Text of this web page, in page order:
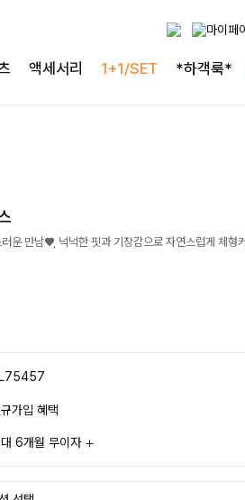
액세서리 1+1/SET *하객룩*
운 만남♥, 넉넉한 핏과 기장감으로 자연스럽게 체형
가입 혜택
6개월 무이자